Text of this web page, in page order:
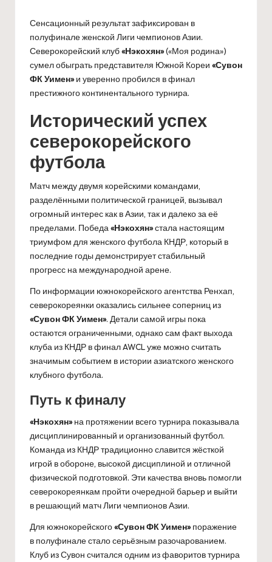
Сенсационный результат зафиксирован в
полуфинале женской Лиги чемпионов Азии.
Северокорейский клуб«Нэкохян»(«Моя родина»)
сумел обыграть представителя Южной Кореи «Сувон
ФК Уимен»и уверенно пробился в финал
престижного континентального турнира.
Исторический успех
северокорейского
футбола
Матч между двумя корейскими командами,
разделёнными политической границей, вызывал
огромный интерес как в Азии, так и далеко за её
пределами. Победа«Нэкохян»стала настоящим
триумфом для женского футбола КНДР, который в
последние годы демонстрирует стабильный
прогресс на международной арене.
По информации южнокорейского агентства Ренхап,
северокореянки оказались сильнее соперниц из
«Сувон ФК Уимен». Детали самой игры пока
остаются ограниченными, однако сам факт выхода
клуба из КНДР в финал AWCL уже можно считать
значимым событием в истории азиатского женского
клубного футбола.
Путь к финалу
«Нэкохян»на протяжении всего турнира показывала
дисциплинированный и организованный футбол.
Команда из КНДР традиционно славится жёсткой
игрой в обороне, высокой дисциплиной и отличной
физической подготовкой. Эти качества вновь помогли
северокореянкам пройти очередной барьер и выйти
в решающий матч Лиги чемпионов Азии.
Для южнокорейского«Сувон ФК Уимен»поражение
в полуфинале стало серьёзным разочарованием.
Клуб из Сувон считался одним из фаворитов турнира